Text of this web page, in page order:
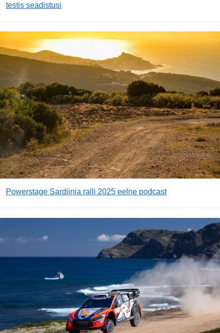
testis seadistusi
Powerstage Sardiinia ralli 2025 eelne podcast